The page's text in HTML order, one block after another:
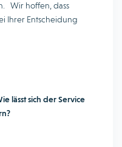
Wir hoffen, dass
Ihrer Entscheidung
lässt sich der Service